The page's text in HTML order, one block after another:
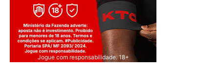
Jogue com responsabilidade. 18+